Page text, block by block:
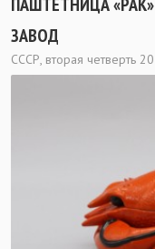
ЗАВОД
СССР, вторая четверть